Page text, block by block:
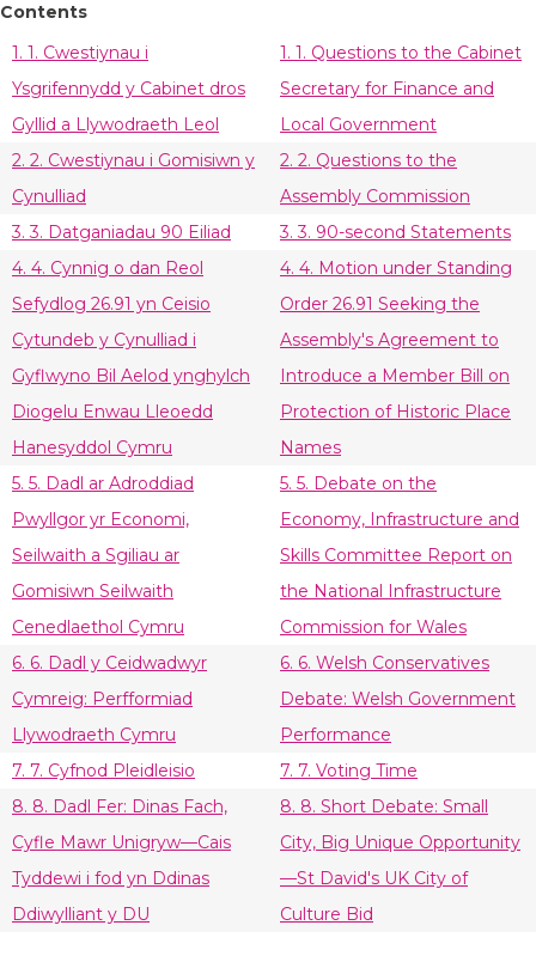
Contents
1. 1. Cwestiynau i
Ysgrifennydd y Cabinet dros
Gyllid a Llywodraeth Leol
1. 1. Questions to the Cabinet
Secretary for Finance and
Local Government
2. 2. Cwestiynau i Gomisiwn y
Cynulliad
2. 2. Questions to the
Assembly Commission
3. 3. Datganiadau 90 Eiliad
3. 3. 90-second Statements
4. 4. Cynnig o dan Reol
Sefydlog 26.91 yn Ceisio
Cytundeb y Cynulliad i
Gyflwyno Bil Aelod ynghylch
Diogelu Enwau Lleoedd
Hanesyddol Cymru
4. 4. Motion under Standing
Order 26.91 Seeking the
Assembly's Agreement to
Introduce a Member Bill on
Protection of Historic Place
Names
5. 5. Dadl ar Adroddiad
Pwyllgor yr Economi,
Seilwaith a Sgiliau ar
Gomisiwn Seilwaith
Cenedlaethol Cymru
5. 5. Debate on the
Economy, Infrastructure and
Skills Committee Report on
the National Infrastructure
Commission for Wales
6. 6. Dadl y Ceidwadwyr
Cymreig: Perfformiad
Llywodraeth Cymru
6. 6. Welsh Conservatives
Debate: Welsh Government
Performance
7. 7. Cyfnod Pleidleisio
7. 7. Voting Time
8. 8. Dadl Fer: Dinas Fach,
Cyfle Mawr Unigryw—Cais
Tyddewi i fod yn Ddinas
Ddiwylliant y DU
8. 8. Short Debate: Small
City, Big Unique Opportunity
—St David's UK City of
Culture Bid